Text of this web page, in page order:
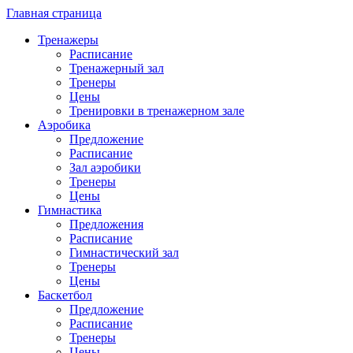
Главная страница
Тренажеры
Расписание
Тренажерный зал
Тренеры
Цены
Тренировки в тренажерном зале
Аэробика
Предложение
Расписание
Зал аэробики
Тренеры
Цены
Гимнастика
Предложения
Расписание
Гимнастический зал
Тренеры
Цены
Баскетбол
Предложение
Расписание
Тренеры